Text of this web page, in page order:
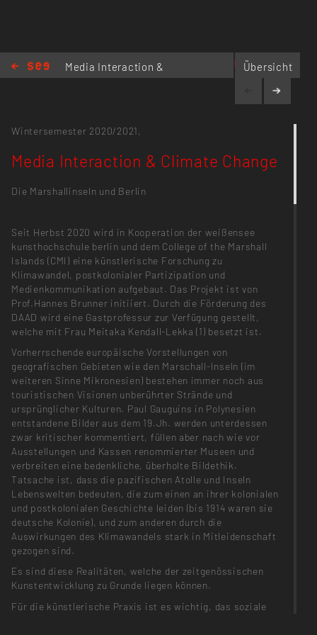
Media Interaction &
Übersicht
https://mi-cc.de/
Wintersemester 2020/2021,
Media Interaction & Climate Change
Die Marshallinseln und Berlin
Seit Herbst 2020 wird in Kooperation der weißensee
kunsthochschule berlin und dem College of the Marshall
Islands (CMI) eine künstlerische Forschung zu
Klimawandel, postkolonialer Partizipation und
Medienkommunikation aufgebaut. Das Projekt ist von
Prof.Hannes Brunner initiiert. Durch die Förderung des
DAAD wird eine Gastprofessur zur Verfügung gestellt,
welche mit Frau Meitaka Kendall-Lekka (1) besetzt ist.
Vorherrschende europäische Vorstellungen von
geografischen Gebieten wie den Marschall-Inseln (im
weiteren Sinne Mikronesien) bestehen immer noch aus
touristischen Visionen unberührter Strände und
ursprünglicher Kulturen. Paul Gauguins in Polynesien
entstandene Bilder aus dem 19.Jh. werden unterdessen
zwar kritischer kommentiert, füllen aber nach wie vor
Ausstellungen und Kassen renommierter Museen und
verbreiten eine bedenkliche, überholte Bildethik.
Tatsache ist, dass die pazifischen Atolle und Inseln
Lebenswelten bedeuten, die zum einen an ihrer kolonialen
und postkolonialen Geschichte leiden (bis 1914 waren sie
deutsche Kolonie), und zum anderen durch die
Auswirkungen des Klimawandels stark in Mitleidenschaft
gezogen sind.
Es sind diese Realitäten, welche der zeitgenössischen
Kunstentwicklung zu Grunde liegen können.
Für die künstlerische Praxis ist es wichtig, das soziale